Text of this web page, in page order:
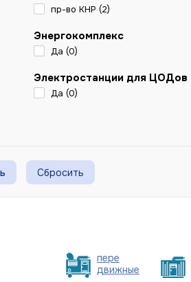
пр-во КНР (2)
Энергокомплекс
Да (0)
Электростанции для ЦОДов
Да (0)
Сбросить
пере
движные